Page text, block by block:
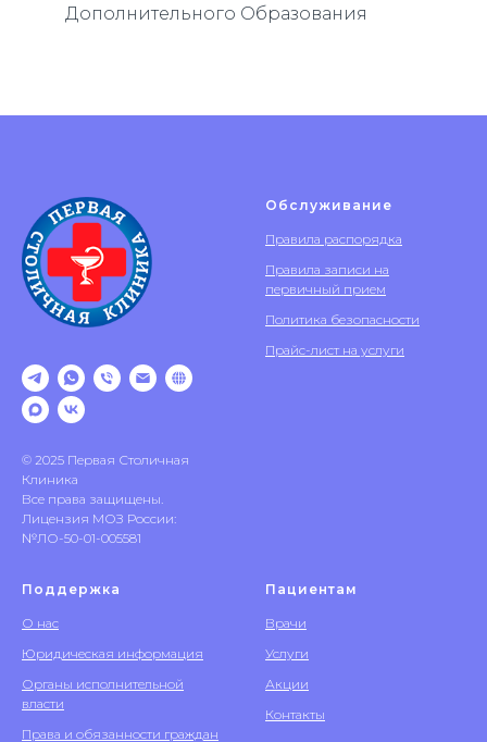
Дополнительного Образования
© 2025 Первая Столичная
Клиника
Все права защищены.
Лицензия МОЗ России:
№ЛО-50-01-005581
Обслуживание
Правила распорядка
Правила записи на
первичный прием
Политика безопасности
Прайс-лист на услуги
Поддержка
О нас
Юридическая информация
Органы исполнительной
власти
Права и обязанности граждан
Пациентам
Врачи
Услуги
Акции
Контакты